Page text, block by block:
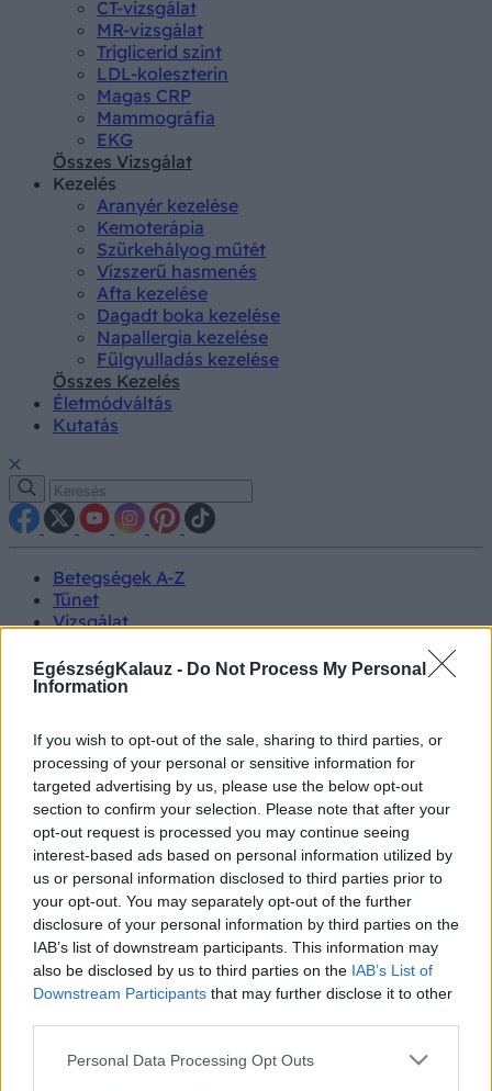
EgészségKalauz - Do Not Process My Personal
Information
If you wish to opt-out of the sale, sharing to third parties, or
processing of your personal or sensitive information for
targeted advertising by us, please use the below opt-out
section to confirm your selection. Please note that after your
opt-out request is processed you may continue seeing
interest-based ads based on personal information utilized by
us or personal information disclosed to third parties prior to
your opt-out. You may separately opt-out of the further
disclosure of your personal information by third parties on the
IAB’s list of downstream participants. This information may
also be disclosed by us to third parties on the IAB’s List of
Downstream Participants that may further disclose it to other
Please note that this website/app uses one or more Google
Personal Data Processing Opt Outs
CT-vizsgálat
MR-vizsgálat
Triglicerid szint
LDL-koleszterin
Magas CRP
Mammográfia
EKG
Összes Vizsgálat
Kezelés
Aranyér kezelése
Kemoterápia
Szürkehályog műtét
Vízszerű hasmenés
Afta kezelése
Dagadt boka kezelése
Napallergia kezelése
Fülgyulladás kezelése
Összes Kezelés
Életmódváltás
Kutatás
Betegségek A-Z
Tünet
Vizsgálat
Életmódváltás
Kutatás
Hírek
Videók
Kisállatok egészsége
#allergia #influenza#cukorbetegség
#orvosmeteorológia
#vérnyomás#stroke
#rákbetegség
#reflux #ekcéma
#herpesz
Regisztráció
Fogászat
Fogászat